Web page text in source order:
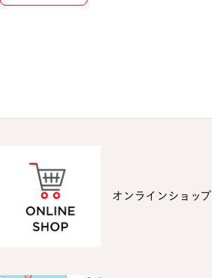
オンラインショップ